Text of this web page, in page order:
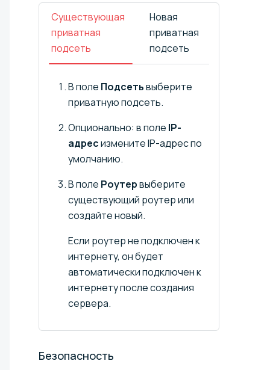
Существующая
приватная
подсеть
Новая
приватная
подсеть
В поле Подсетьвыберите
приватную подсеть.
Опционально: в поле IP-
адресизмените IP-адрес по
умолчанию.
В поле Роутервыберите
существующий роутер или
создайте новый.
Если роутер не подключен к
интернету, он будет
автоматически подключен к
интернету после создания
сервера.
Безопасность